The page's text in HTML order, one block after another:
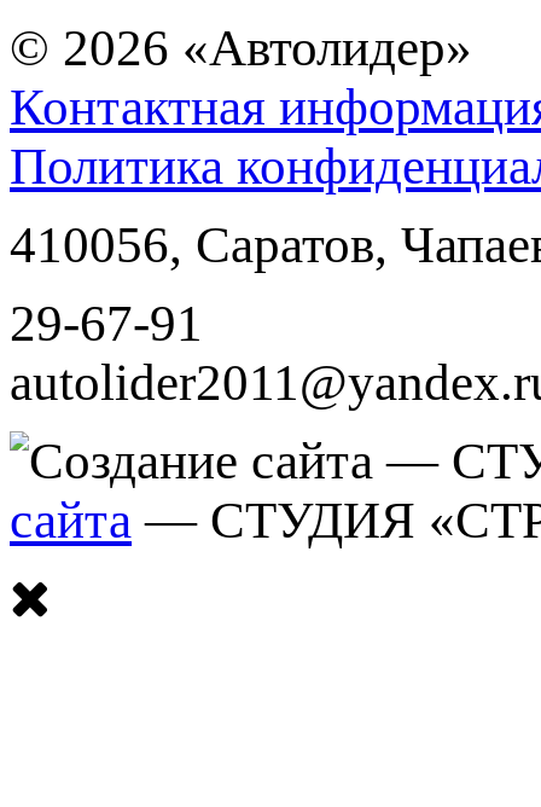
© 2026 «Автолидер»
Контактная
Политика
410056, Саратов,
29-67-91
сайта — СТУДИЯ